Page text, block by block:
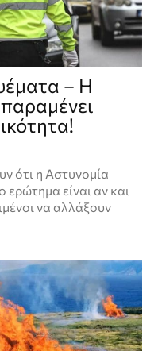
– Η
ότι η Αστυνομία
ερώτημα είναι αν και
να αλλάξουν